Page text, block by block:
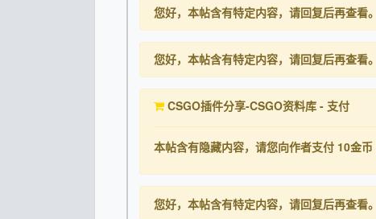
您好，本帖含有特定内容，请回复后再查看。
您好，本帖含有特定内容，请回复后再查看。
CSGO插件分享-CSGO资料库 - 支付
本帖含有隐藏内容，请您向作者支付 10金币
您好，本帖含有特定内容，请回复后再查看。